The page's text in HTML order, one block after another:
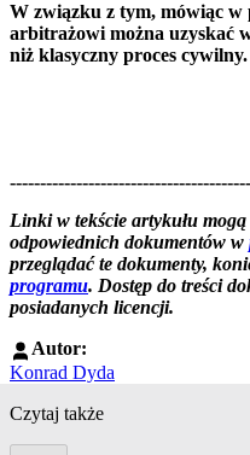
W związku z tym, mówiąc w
arbitrażowi można uzyskać
niż klasyczny proces cywilny.
Linki w tekście artykułu mogą
odpowiednich dokumentów w
przeglądać te dokumenty,
programu. Dostęp do treści
posiadanych licencji.
Autor:
Konrad Dyda
Czytaj także